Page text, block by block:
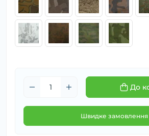
До
Швидке замовлення